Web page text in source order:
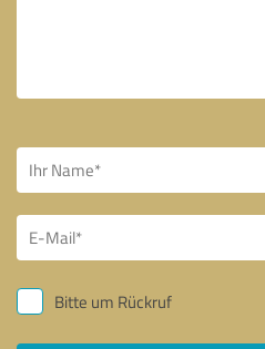
Bitte um Rückruf